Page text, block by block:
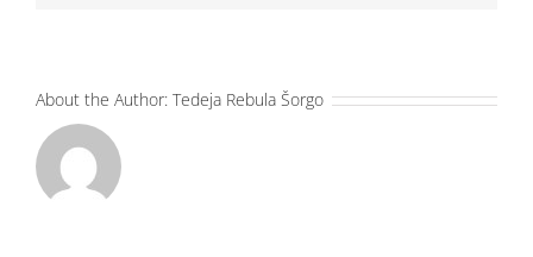
About the Author: Tedeja Rebula Šorgo